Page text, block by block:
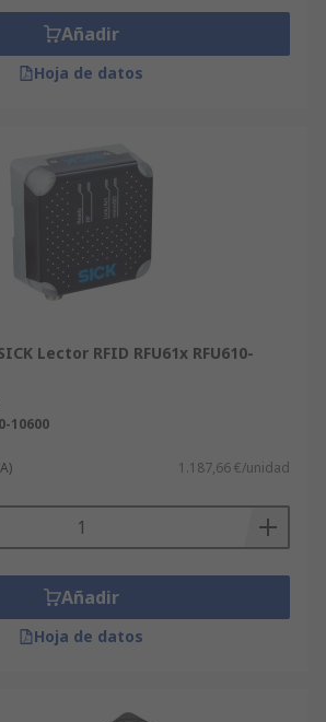
Añadir
Hoja de datos
Lector RFID RFU61x RFU610-
10600
1.187,66 €/unidad
Añadir
Hoja de datos